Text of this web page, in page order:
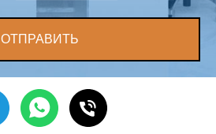
ОТПРАВИТЬ